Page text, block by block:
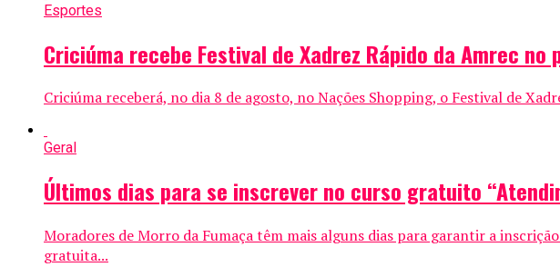
Esportes
Criciúma recebe Festival de Xadrez Rápido da Amrec no
Criciúma receberá, no dia 8 de agosto, no Nações Shopping, o Festival de
Geral
Últimos dias para se inscrever no curso gratuito
Moradores de Morro da Fumaça têm mais alguns dias para garantir a
gratuita...